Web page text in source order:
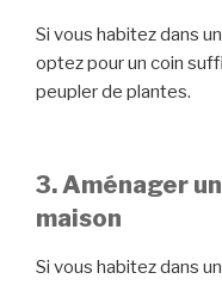
Si vous habitez dans
optez pour un coin
peupler de plantes.
3. Aménager
maison
Si vous habitez dans